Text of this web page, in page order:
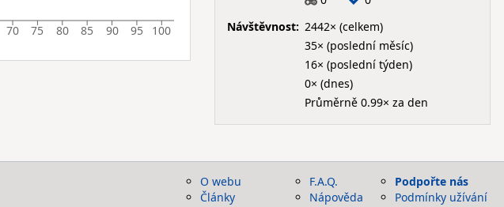
70 75 80 85 90 95 100
Návštěvnost: 2442× (celkem)
35× (poslední měsíc)
16× (poslední týden)
0× (dnes)
Průměrně 0.99× za den
O webu
Články
F.A.Q.
Nápověda
Podpořte nás
Podmínky užívání